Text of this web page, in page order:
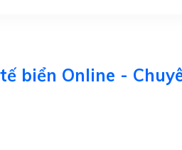
Online - Chuyên